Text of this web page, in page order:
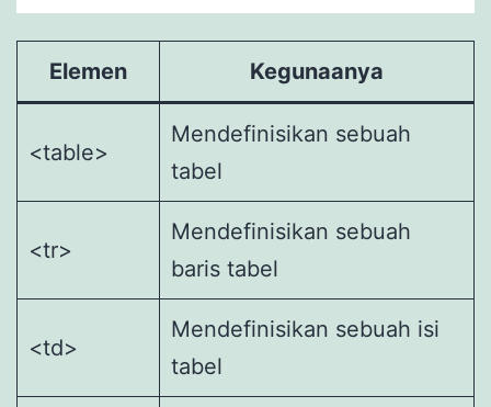
Elemen Kegunaanya
<table>
Mendefinisikan sebuah
tabel
<tr>
Mendefinisikan sebuah
baris tabel
<td>
Mendefinisikan sebuah isi
tabel